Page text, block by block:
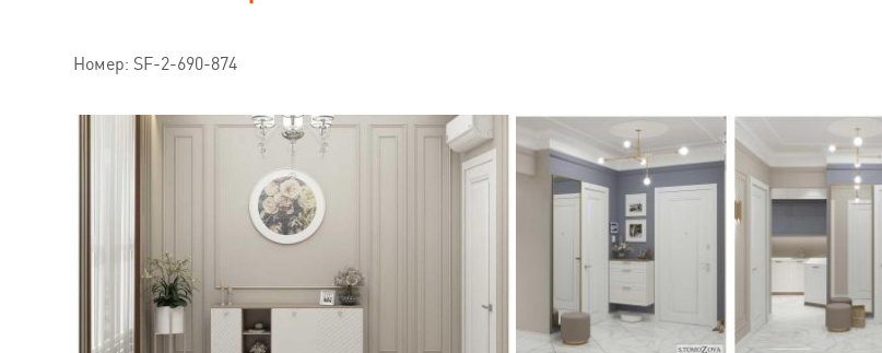
Номер: SF-2-690-874